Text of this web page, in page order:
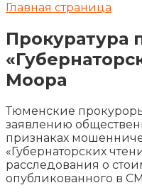
Главная страница
Прокуратура
Моора
Тюменские
заявлению
признаках
«Губернаторских
расследования о
опубликованного в